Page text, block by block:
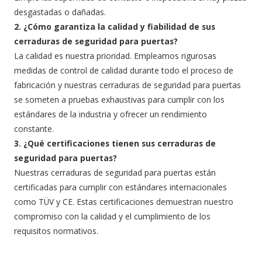
desgastadas o dañadas.
2. ¿Cómo garantiza la calidad y fiabilidad de sus
cerraduras de seguridad para puertas?
La calidad es nuestra prioridad. Empleamos rigurosas
medidas de control de calidad durante todo el proceso de
fabricación y nuestras cerraduras de seguridad para puertas
se someten a pruebas exhaustivas para cumplir con los
estándares de la industria y ofrecer un rendimiento
constante.
3. ¿Qué certificaciones tienen sus cerraduras de
seguridad para puertas?
Nuestras cerraduras de seguridad para puertas están
certificadas para cumplir con estándares internacionales
como TÜV y CE. Estas certificaciones demuestran nuestro
compromiso con la calidad y el cumplimiento de los
requisitos normativos.